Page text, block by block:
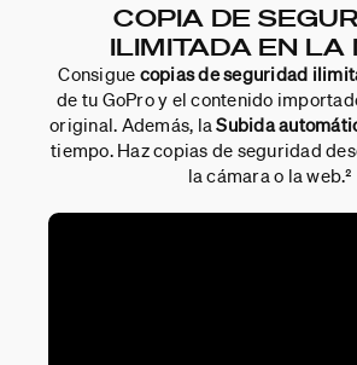
COPIA DE
ILIMITADA EN LA
Consigue copias de seguridad
de tu GoPro y el contenido
original. Además, laSubida
tiempo. Haz copias de seguridad
la cámara o la web.²